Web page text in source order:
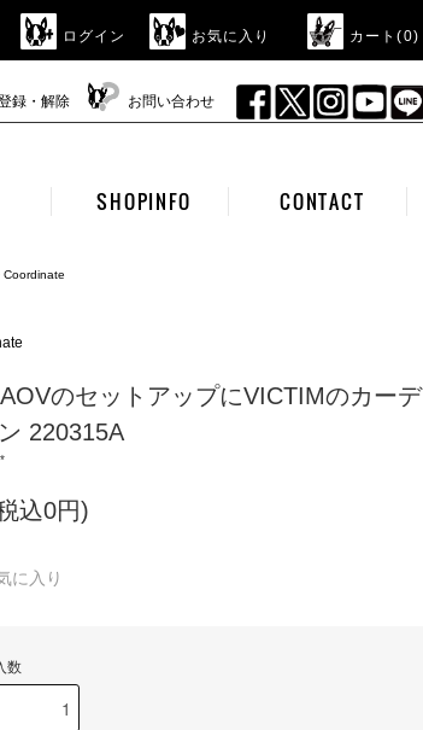
ログイン お気に入り カート(0)
録・解除 お問い合わせ
SHOPINFO CONTACT
Coordinate
のセットアップにVICTIMのカーデ
220315A
込0円)
に入り
数